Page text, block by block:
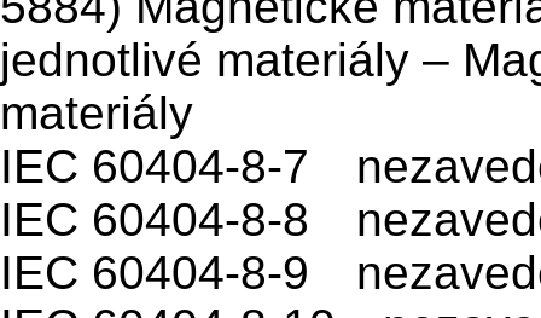
jednotlivé materiály –
materiály
IEC 60404-8-7
IEC 60404-8-8
IEC 60404-8-9